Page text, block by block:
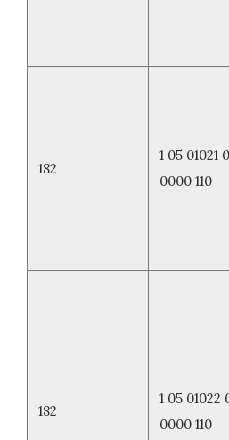
182
1 05 01021
0000 110
182
1 05 01022
0000 110